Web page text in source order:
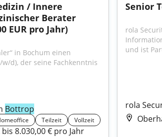
/ Innere
Berater
EUR pro Jahr)
in Bochum einen
d), der seine Fachkenntnis
Bottrop
Teilzeit Vollzeit
8.030,00 € pro Jahr
Senior
rola
und ist
rola